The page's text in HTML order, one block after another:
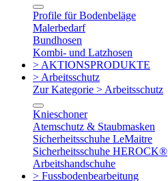
Profile für Bodenbeläge
Malerbedarf
Bundhosen
Kombi- und Latzhosen
> AKTIONSPRODUKTE
> Arbeitsschutz
Zur Kategorie > Arbeitsschutz
Knieschoner
Atemschutz & Staubmasken
Sicherheitsschuhe LeMaitre
Sicherheitsschuhe HEROCK®
Arbeitshandschuhe
> Fussbodenbearbeitung